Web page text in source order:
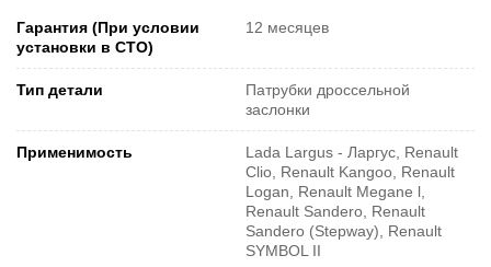
Гарантия (При условии
установки в СТО)
12 месяцев
Тип детали
Патрубки дроссельной
заслонки
Применимость
Lada Largus - Ларгус, Renault
Clio, Renault Kangoo, Renault
Logan, Renault Megane l,
Renault Sandero, Renault
Sandero (Stepway), Renault
SYMBOL II